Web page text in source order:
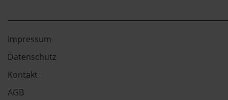
Impressum
Datenschutz
Kontakt
AGB